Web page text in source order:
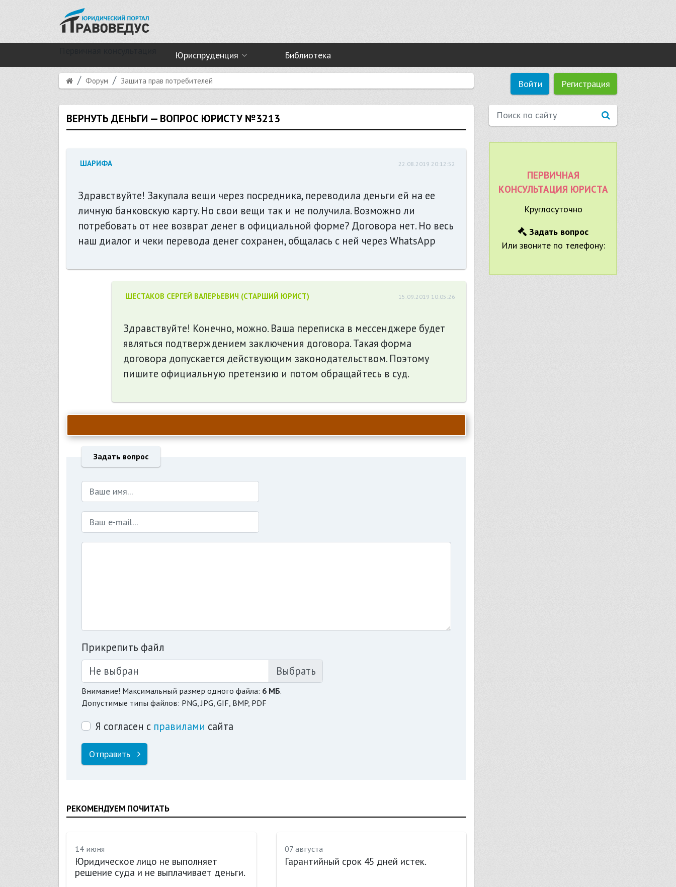
Юриспруденция Библиотека
Форум Защита прав потребителей Войти Регистрация
ВЕРНУТЬ ДЕНЬГИ — ВОПРОС ЮРИСТУ №3213
ШАРИФА 22.08.2019 20:12:52
Здравствуйте! Закупала вещи через посредника, переводила деньги ей на ее
личную банковскую карту. Но свои вещи так и не получила. Возможно ли
потребовать от нее возврат денег в официальной форме? Договора нет. Но весь
наш диалог и чеки перевода денег сохранен, общалась с ней через WhatsApp
ШЕСТАКОВ СЕРГЕЙ ВАЛЕРЬЕВИЧ (СТАРШИЙ ЮРИСТ) 15.09.2019 10:05:26
Здравствуйте! Конечно, можно. Ваша переписка в мессенджере будет
являться подтверждением заключения договора. Такая форма
договора допускается действующим законодательством. Поэтому
пишите официальную претензию и потом обращайтесь в суд.
Задать вопрос
Прикрепить файл
Не выбран
Внимание! Максимальный размер одного файла: 6 МБ.
Допустимые типы файлов: PNG, JPG, GIF, BMP, PDF
Я согласен с правилами сайта
Отправить
РЕКОМЕНДУЕМ ПОЧИТАТЬ
14 июня
Юридическое лицо не выполняет
решение суда и не выплачивает деньги.
07 августа
Гарантийный срок 45 дней истек.
ПЕРВИЧНАЯ
КОНСУЛЬТАЦИЯ ЮРИСТА
Круглосуточно
Задать вопрос
Или звоните по телефону: